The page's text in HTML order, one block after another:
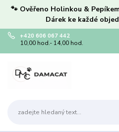
🐾 Ověřeno Holinkou &
Dárek ke každé
+420 606 067 442
10,00 hod.- 14,00 hod.